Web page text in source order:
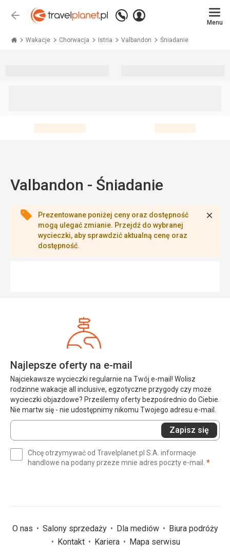
Wstecz
Zadzwoń
+48 71 771 76 55
Zaloguj
Menu
Wakacje Chorwacja Istria Valbandon Śniadanie
Valbandon - Śniadanie
Prezentowane poniżej ceny oraz dostępność
mogą ulegać zmianie. Przejdź do wybranej
wycieczki, aby sprawdzić aktualną cenę oraz
dostępność.
Najlepsze oferty na e-mail
Najciekawsze wycieczki regularnie na Twój e-mail! Wolisz
rodzinne wakacje all inclusive, egzotyczne przygody czy może
wycieczki objazdowe? Prześlemy oferty bezpośrednio do Ciebie.
Nie martw się - nie udostępnimy nikomu Twojego adresu e-mail.
Wprowadź
swój
(wymagane)
Zapisz się
Chcę otrzymywać od Travelplanet.pl S.A. informacje
handlowe na podany przeze mnie adres poczty e-mail. *
O nas Salony sprzedaży Dla mediów
Biura podróży
Kontakt
Kariera Mapa serwisu